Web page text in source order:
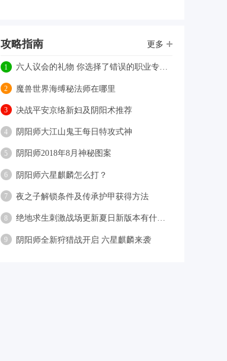
攻略指南 更多
1 六人议会的礼物 你选择了错误的职业专精怎么办？
2 魔兽世界海缚秘法师在哪里
3 决战平安京络新妇及阴阳术推荐
4 阴阳师大江山鬼王每日特攻式神
5 阴阳师2018年8月神秘图案
6 阴阳师六星麒麟怎么打？
7 夜之子解锁条件及传承护甲获得方法
8 绝地求生刺激战场更新夏日新版本有什么福利？
9 阴阳师全新狩猎战开启 六星麒麟来袭